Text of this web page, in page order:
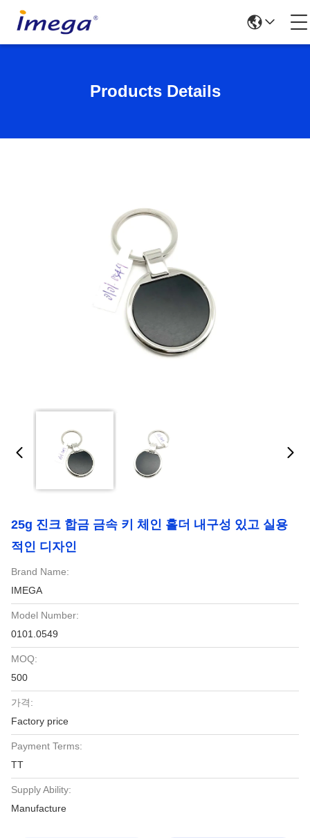
Products Details
25g 진크 합금 금속 키 체인 홀더 내구성 있고 실용
적인 디자인
Brand Name:
IMEGA
Model Number:
0101.0549
MOQ:
500
가격:
Factory price
Payment Terms:
TT
Supply Ability:
Manufacture